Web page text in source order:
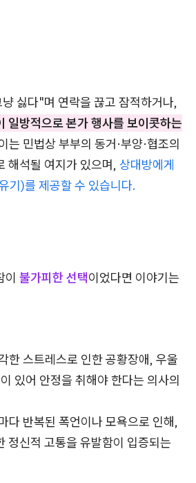
싫다"며 연락을 끊고 잠적하거나,
일방적으로 본가 행사를 보이콧하는
는 민법상 부부의 동거·부양·협조의
해석될 여지가 있으며, 상대방에게
기)를 제공할 수 있습니다.
이 불가피한 선택이었다면 이야기는
한 스트레스로 인한 공황장애, 우울
있어 안정을 취해야 한다는 의사의
다 반복된 폭언이나 모욕으로 인해,
정신적 고통을 유발함이 입증되는